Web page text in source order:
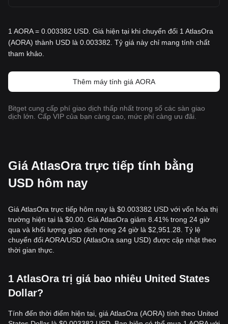
1 AORA = 0.003382 USD. Giá hiện tại khi chuyển đổi 1 AtlasOra
(AORA) thành USD là 0.003382. Tỷ giá này chỉ mang tính chất
tham khảo.
Thêm máy tính giá AORA
Bitget cung cấp phí giao dịch thấp nhất trong số các sàn giao
dịch lớn. Cấp VIP của bạn càng cao, mức phí càng ưu đãi.
Giá AtlasOra trực tiếp tính bằng
USD hôm nay
Giá AtlasOra trực tiếp hôm nay là $0.003382 USD với vốn hóa thị
trường hiện tại là $0.00. Giá AtlasOra giảm 8.41% trong 24 giờ
qua và khối lượng giao dịch trong 24 giờ là $2,951.28. Tỷ lệ
chuyển đổi AORA/USD (AtlasOra sang USD) được cập nhật theo
thời gian thực.
1 AtlasOra trị giá bao nhiêu United States
Dollar?
Tính đến thời điểm hiện tại, giá AtlasOra (AORA) tính theo United